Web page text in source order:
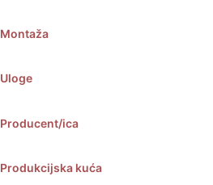
Montaža
Uloge
Producent/ica
Produkcijska kuća